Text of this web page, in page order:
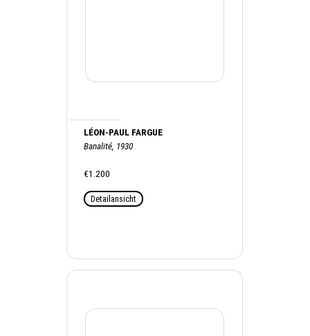
LÉON-PAUL FARGUE
Banalité, 1930
€1.200
Detailansicht